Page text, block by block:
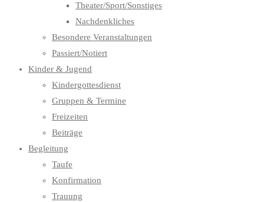
Theater/Sport/Sonstiges
Nachdenkliches
Besondere Veranstaltungen
Passiert/Notiert
Kinder & Jugend
Kindergottesdienst
Gruppen & Termine
Freizeiten
Beiträge
Begleitung
Taufe
Konfirmation
Trauung